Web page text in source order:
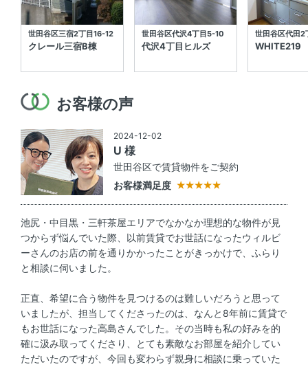
世田谷区三宿2丁目16-12
クレール三宿B棟
世田谷区代沢4丁目5-10
代沢4丁目ヒルズ
世田谷区代田
WHITE219
お客様の声
2024-12-02
U 様
世田谷区で賃貸物件をご契約
お客様満足度
池尻・中目黒・三軒茶屋エリアでなかなか理想的な物件が見
つからず悩んでいた際、以前賃貸でお世話になったウィルビ
ーさんのお店の前を通りかかったことがきっかけで、ふらり
と相談に伺いました。
正直、希望に合う物件を見つけるのは難しいだろうと思って
いましたが、担当してくださったのは、なんと8年前に賃貸で
もお世話になった高島さんでした。その当時も私の好みを的
確に汲み取ってくださり、とても素敵なお部屋を紹介してい
ただいたのですが、今回も変わらず親身に相談に乗っていた